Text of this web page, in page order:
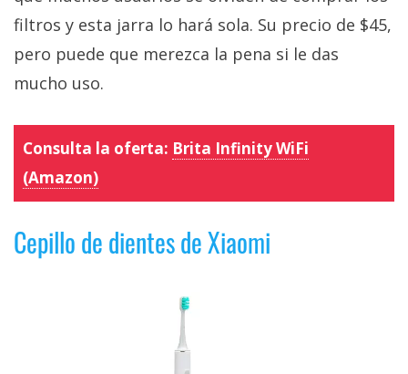
filtros y esta jarra lo hará sola. Su precio de $45,
pero puede que merezca la pena si le das
mucho uso.
Consulta la oferta: Brita Infinity WiFi
(Amazon)
Cepillo de dientes de Xiaomi